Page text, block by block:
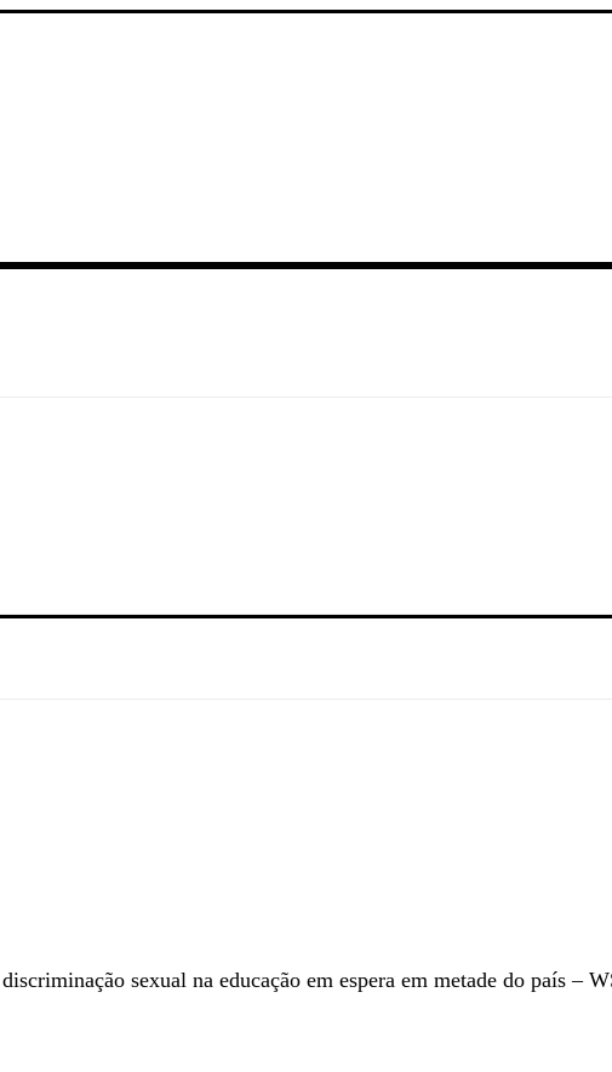
sexual na educação em espera em metade do país